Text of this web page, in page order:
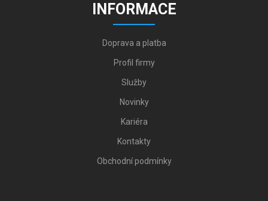
INFORMACE
Doprava a platba
Profil firmy
Služby
Novinky
Kariéra
Kontakty
Obchodní podmínky